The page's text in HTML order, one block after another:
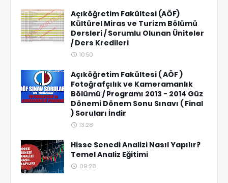
Açıköğretim Fakültesi (AÖF)
Kültürel Miras ve Turizm Bölümü
Dersleri / Sorumlu Olunan Üniteler
/ Ders Kredileri
10:50
Açıköğretim Fakültesi ( AÖF )
Fotoğrafçılık ve Kameramanlık
Bölümü / Programı 2013 - 2014 Güz
Dönemi Dönem Sonu Sınavı ( Final
) Soruları İndir
13:28
Hisse Senedi Analizi Nasıl Yapılır?
Temel Analiz Eğitimi
09:28